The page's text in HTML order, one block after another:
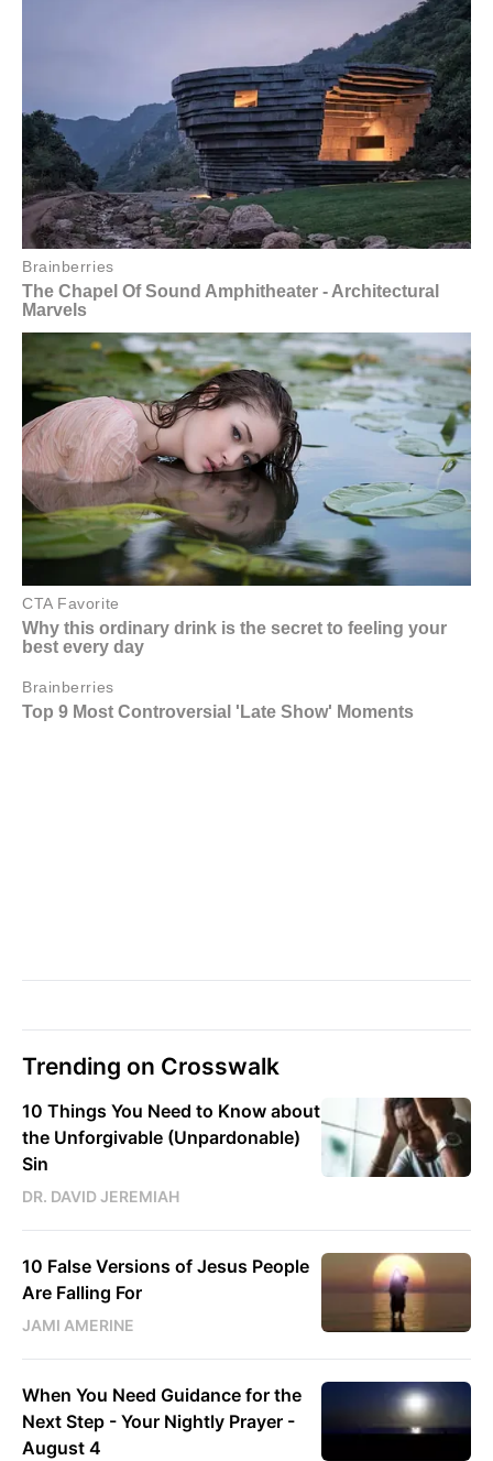
Trending on Crosswalk
10 Things You Need to Know about
the Unforgivable (Unpardonable)
Sin
DR. DAVID JEREMIAH
10 False Versions of Jesus People
Are Falling For
JAMI AMERINE
When You Need Guidance for the
Next Step - Your Nightly Prayer -
August 4